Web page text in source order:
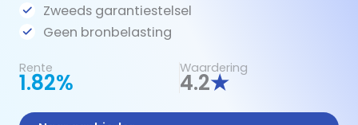
Zweeds garantiestelsel
Geen bronbelasting
Rente
1.82%
Waardering
4.2★